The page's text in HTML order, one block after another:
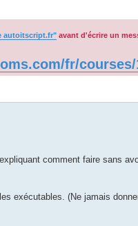
autoitscript.fr" avant d'écrire un
fr/
comment faire sans
exécutables. (Ne jamais